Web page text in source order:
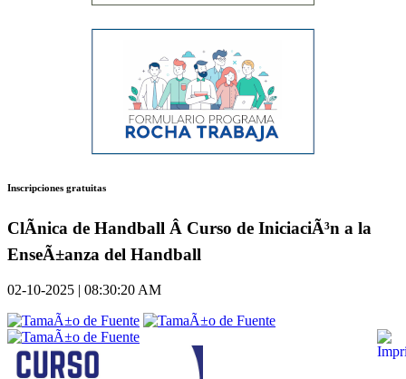
Inscripciones gratuitas
ClÃ­nica de Handball Â Curso de IniciaciÃ³n a la
EnseÃ±anza del Handball
02-10-2025 | 08:30:20 AM